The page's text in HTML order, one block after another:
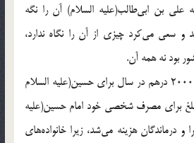
على بن ابى‌طالب(علیه السلام) آن را نگه
و سعى مى‌كرد چيزى از آن را نگاه ندارد،
بود نه همه آن.
و اما در مورد درخواست 2000000 درهم در سال براى حسين(علیه السلام
براى مصرف شخصى خود امام حسين(علیه
و درماندگان هزينه مى‌شد، زيرا خانواده‌هاى